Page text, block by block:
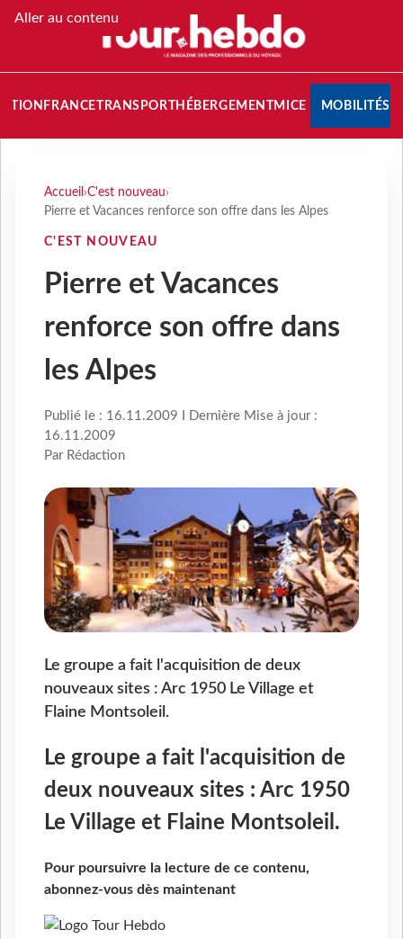
Aller au contenu
FRANCETRANSPORT HÉBERGEMENTMICE MOBILITÉS
Accueil ›C'est nouveau›
Pierre et Vacances renforce son offre dans les Alpes
C'EST NOUVEAU
Pierre et Vacances
renforce son offre dans
les Alpes
Publié le : 16.11.2009 I Dernière Mise à jour :
16.11.2009
Par Rédaction
Le groupe a fait l'acquisition de deux
nouveaux sites : Arc 1950 Le Village et
Flaine Montsoleil.
Le groupe a fait l'acquisition de
deux nouveaux sites : Arc 1950
Le Village et Flaine Montsoleil.
Pour poursuivre la lecture de ce contenu,
abonnez-vous dès maintenant